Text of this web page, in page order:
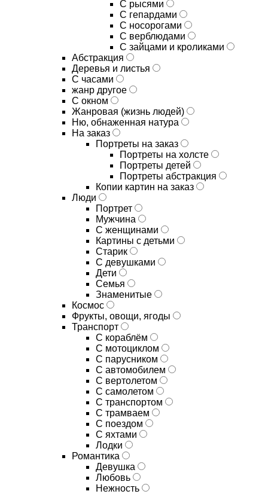
С рысями
С гепардами
С носорогами
С верблюдами
С зайцами и кроликами
Абстракция
Деревья и листья
С часами
жанр другое
С окном
Жанровая (жизнь людей)
Ню, обнаженная натура
На заказ
Портреты на заказ
Портреты на холсте
Портреты детей
Портреты абстракция
Копии картин на заказ
Люди
Портрет
Мужчина
С женщинами
Картины с детьми
Старик
С девушками
Дети
Семья
Знаменитые
Космос
Фрукты, овощи, ягоды
Транспорт
С кораблём
С мотоциклом
С парусником
С автомобилем
С вертолетом
С самолетом
С транспортом
С трамваем
С поездом
С яхтами
Лодки
Романтика
Девушка
Любовь
Нежность